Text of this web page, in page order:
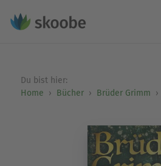
Du bist hier:
Home
Bücher Brüder Grimm